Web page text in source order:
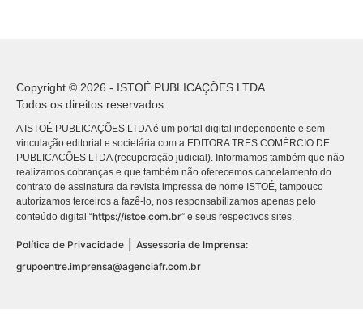
Copyright © 2026 - ISTOÉ PUBLICAÇÕES LTDA
Todos os direitos reservados.
A ISTOÉ PUBLICAÇÕES LTDA é um portal digital independente e sem
vinculação editorial e societária com a EDITORA TRES COMÉRCIO DE
PUBLICACÕES LTDA (recuperação judicial). Informamos também que não
realizamos cobranças e que também não oferecemos cancelamento do
contrato de assinatura da revista impressa de nome ISTOÉ, tampouco
autorizamos terceiros a fazê-lo, nos responsabilizamos apenas pelo
conteúdo digital “https://istoe.com.br” e seus respectivos sites.
Política de Privacidade
Assessoria de Imprensa:
grupoentre.imprensa@agenciafr.com.br